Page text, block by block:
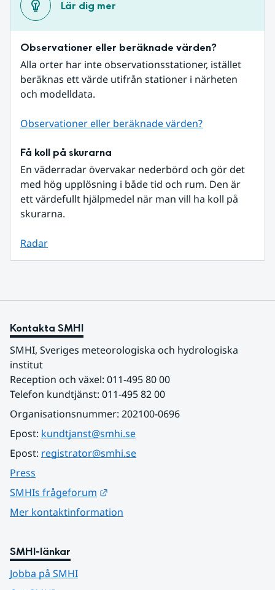
Lär dig mer
Observationer eller beräknade värden?
Alla orter har inte observationsstationer, istället
beräknas ett värde utifrån stationer i närheten
och modelldata.
Observationer eller beräknade värden?
Få koll på skurarna
En väderradar övervakar nederbörd och gör det
med hög upplösning i både tid och rum. Den är
ett värdefullt hjälpmedel när man vill ha koll på
skurarna.
Radar
Kontakta SMHI
SMHI, Sveriges meteorologiska och hydrologiska
institut
Reception och växel: 011-495 80 00
Telefon kundtjänst: 011-495 82 00
Organisationsnummer: 202100-0696
Epost: kundtjanst@smhi.se
Epost: registrator@smhi.se
Press
SMHIs frågeforum
Mer kontaktinformation
SMHI-länkar
Jobba på SMHI